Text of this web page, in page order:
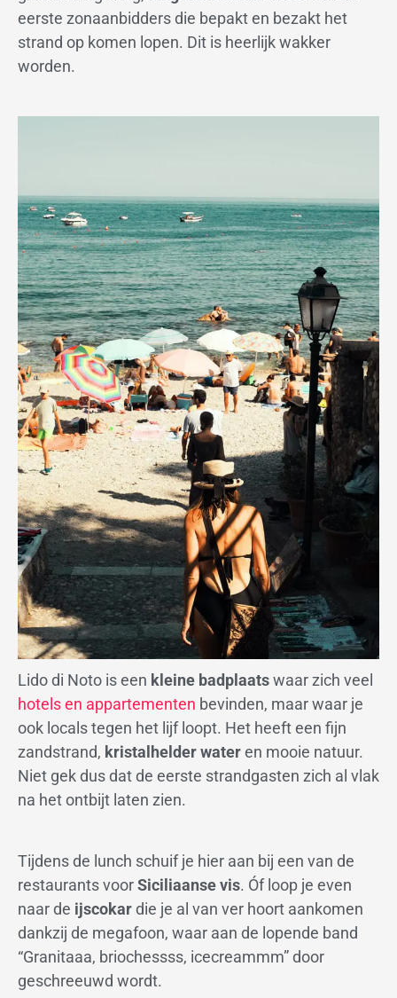
eerste zonaanbidders die bepakt en bezakt het
strand op komen lopen. Dit is heerlijk wakker
worden.
Lido di Noto is een kleine badplaatswaar zich veel
hotels en appartementen bevinden, maar waar je
ook locals tegen het lijf loopt. Het heeft een fijn
zandstrand, kristalhelder wateren mooie natuur.
Niet gek dus dat de eerste strandgasten zich al vlak
na het ontbijt laten zien.
Tijdens de lunch schuif je hier aan bij een van de
restaurants voorSiciliaanse vis. Óf loop je even
naar de ijscokardie je al van ver hoort aankomen
dankzij de megafoon, waar aan de lopende band
“Granitaaa, briochessss, icecreammm” door
geschreeuwd wordt.